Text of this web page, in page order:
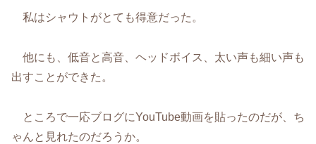
私はシャウトがとても得意だった。
他にも、低音と高音、ヘッドボイス、太い声も細い声も
出すことができた。
ところで一応ブログにYouTube動画を貼ったのだが、ち
ゃんと見れたのだろうか。